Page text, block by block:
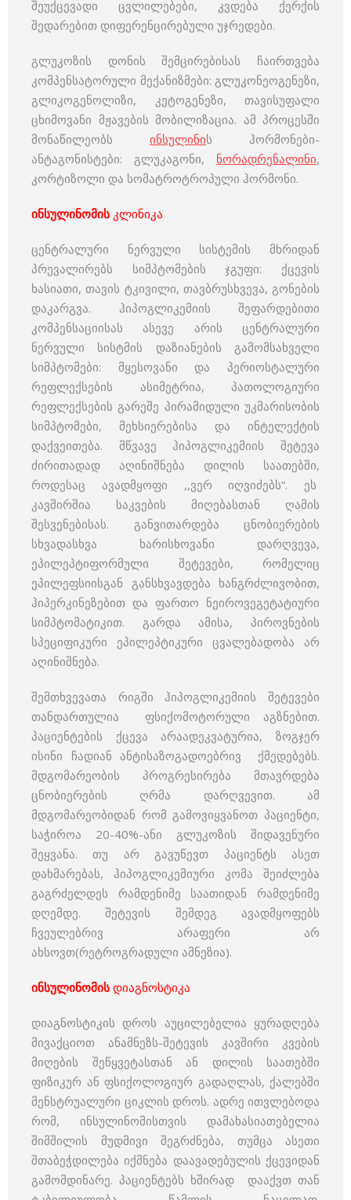
შეუქცევადი ცვლილებები, კვდება ქერქის
შედარებით დიფერენცირებული უჯრედები.
გლუკოზის დონის შემცირებისას ჩაირთვება
კომპენსატორული მექანიზმები: გლუკონეოგენეზი,
გლიკოგენოლიზი, კეტოგენეზი, თავისუფალი
ცხიმოვანი მჟავების მობილიზაცია. ამ პროცესში
მონაწილეობს ინსულინის ჰორმონები-
ანტაგონისტები: გლუკაგონი, ნორადრენალინი,
კორტიზოლი და სომატროტროპული ჰორმონი.
ინსულინომის კლინიკა
ცენტრალური ნერვული სისტემის მხრიდან
პრევალირებს სიმპტომების ჯგუფი: ქცევის
ხასიათი, თავის ტკივილი, თავბრუსხვევა, გონების
დაკარგვა. ჰიპოგლიკემიის შეფარდებითი
კომპენსაციისას ასევე არის ცენტრალური
ნერვული სისტმის დაზიანების გამომსახველი
სიმპტომები: მყესოვანი და პერიოსტალური
რეფლექსების ასიმეტრია, პათოლოგიური
რეფლექსების გარეშე პირამიდული უკმარისობის
სიმპტომები, მეხსიერებისა და ინტელექტის
დაქვეითება. მწვავე ჰიპოგლიკემიის შეტევა
ძირითადად აღინიშნება დილის საათებში,
როდესაც ავადმყოფი ,,ვერ იღვიძებს“. ეს
კავშირშია საკვების მიღებასთან ღამის
შესვენებისას. განვითარდება ცნობიერების
სხვადასხვა ხარისხოვანი დარღვევა,
ეპილეპტიფორმული შეტევები, რომელიც
ეპილეფსიისგან განსხვავდება ხანგრძლივობით,
ჰიპერკინეზებით და ფართო ნეიროვეგეტატიური
სიმპტომატიკით. გარდა ამისა, პიროვნების
სპეციფიკური ეპილეპტიკური ცვალებადობა არ
აღინიშნება.
შემთხვევათა რიგში ჰიპოგლიკემიის შეტევები
თანდართულია ფსიქომოტორული აგზნებით.
პაციენტების ქცევა არაადეკვატურია, ზოგჯერ
ისინი ჩადიან ანტისაზოგადოებრივ ქმედებებს.
მდგომარეობის პროგრესირება მთავრდება
ცნობიერების ღრმა დარღვევით. ამ
მდგომარეობიდან რომ გამოვიყვანოთ პაციენტი,
საჭიროა 20-40%-ანი გლუკოზის შიდავენური
შეყვანა. თუ არ გავუწევთ პაციენტს ასეთ
დახმარებას, ჰიპოგლიკემიური კომა შეიძლება
გაგრძელდეს რამდენიმე საათიდან რამდენიმე
დღემდე. შეტევის შემდეგ ავადმყოფებს
ჩვეულებრივ არაფერი არ
ახსოვთ(რეტროგრადული ამნეზია).
ინსულინომის დიაგნოსტიკა
დიაგნოსტიკის დროს აუცილებელია ყურადღება
მივაქციოთ ანამნეზს-შეტევის კავშირი კვების
მიღების შეწყვეტასთან ან დილის საათებში
ფიზიკურ ან ფსიქოლოგიურ გადაღლას, ქალებში
მენსტრუალური ციკლის დროს. ადრე ითვლებოდა
რომ, ინსულინომისთვის დამახასიათებელია
შიმშილის მუდმივი შეგრძნება, თუმცა ასეთი
შთაბეჭდილება იქმნება დაავადებულის ქცევიდან
გამომდინარე. პაციენტებს ხშირად დააქვთ თან